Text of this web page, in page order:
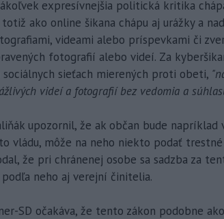
expresívnejšia politická kritika
totiž ako online šikana chápu aj urážky a
videami alebo príspevkami či
fotografií alebo videí. Za
sociálnych sieťach mierených proti obeti,
videí a fotografií bez vedomia a
upozornil, že ak občan bude
vládu, môže na neho niekto podať
že pri chránenej osobe sa sadzba za
podľa neho aj verejní činitelia.
SD očakáva, že tento zákon podobne